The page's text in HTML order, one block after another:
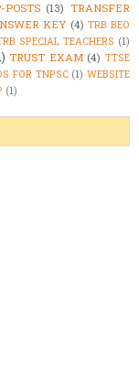
POSTS (13) TRANSFER
KEY (4) TRB BEO
SPECIAL TEACHERS (1)
TRUST EXAM (4) TTSE
FOR TNPSC (1) WEBSITE
(1)